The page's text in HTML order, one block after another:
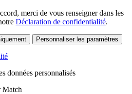
merci de vous renseigner dans les
Déclaration de confidentialité.
Personnaliser les paramètres
données personnalisés
Match